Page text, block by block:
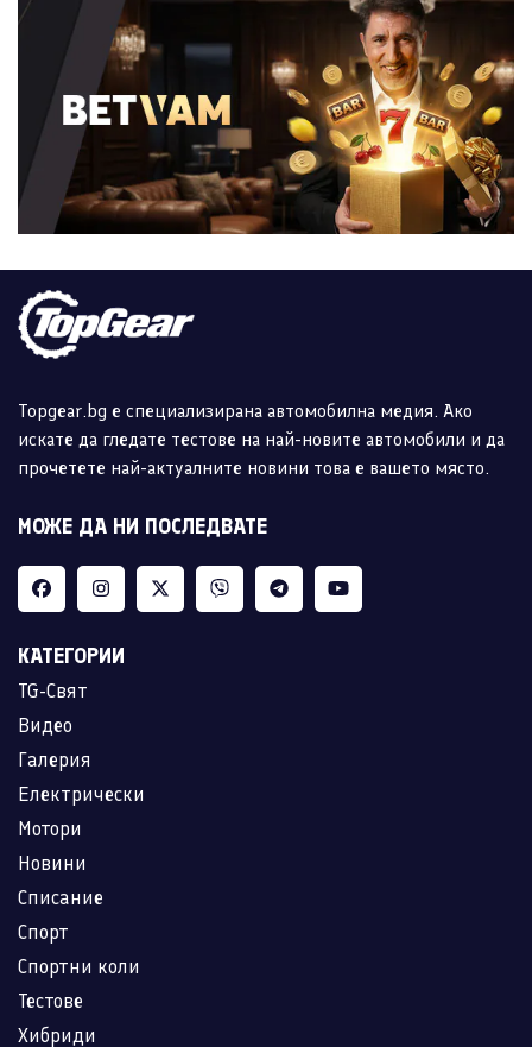
Topgear.bg е специализирана автомобилна медия. Ако
искате да гледате тестове на най-новите автомобили и да
прочетете най-актуалните новини това е вашето място.
МОЖЕ ДА НИ ПОСЛЕДВАТЕ
КАТЕГОРИИ
TG-Свят
Видео
Галерия
Електрически
Мотори
Новини
Списание
Спорт
Спортни коли
Тестове
Хибриди